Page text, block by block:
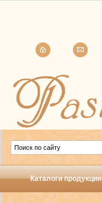
Каталоги продукции